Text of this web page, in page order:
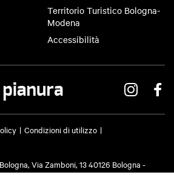
Territorio Turistico Bologna-
Modena
Accessibilità
Condizioni di utilizzo
Via Zamboni, 13 40126 Bologna -